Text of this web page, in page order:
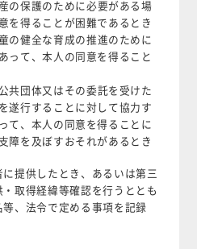
の保護のために必要がある場
を得ることが困難であるとき
の健全な育成の推進のために
って、本人の同意を得ること
共団体又はその委託を受けた
遂行することに対して協力す
て、本人の同意を得ることに
障を及ぼすおそれがあるとき
提供したとき、あるいは第三
取得経緯等確認を行うととも
、法令で定める事項を記録